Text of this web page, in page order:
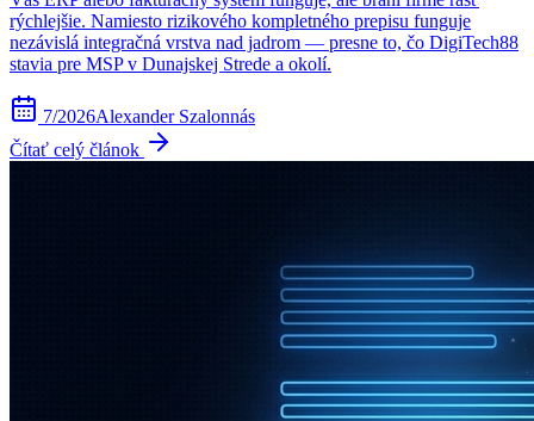
rýchlejšie. Namiesto rizikového kompletného prepisu funguje
nezávislá integračná vrstva nad jadrom — presne to, čo DigiTech88
stavia pre MSP v Dunajskej Strede a okolí.
7/2026Alexander Szalonnás
Čítať celý článok